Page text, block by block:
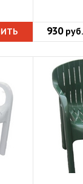
930 руб.